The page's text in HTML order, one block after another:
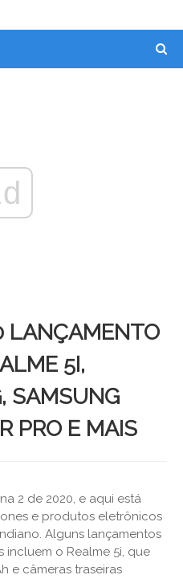
LANÇAMENTO
5I,
SAMSUNG
PRO E MAIS
2 de 2020, e aqui está
e produtos eletrônicos
Alguns lançamentos
incluem o Realme 5i, que
e câmeras traseiras